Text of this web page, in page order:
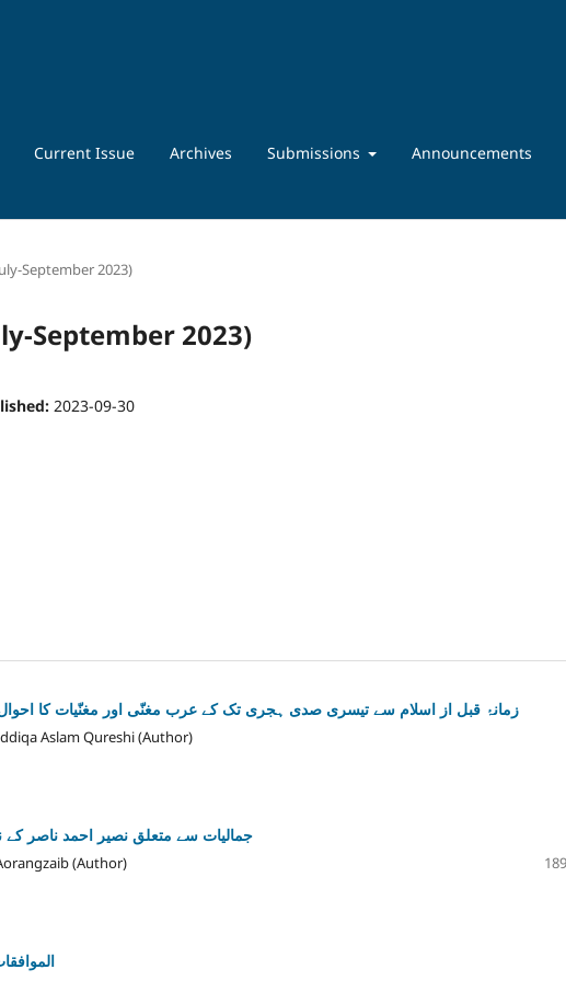
Current Issue Archives Submissions Announcements
September 2023)
September 2023)
2023-09-30
زمانۂ قبل از اسلام سے تیسری صدی ہجری تک کے عرب مغنّی اور مغنّیات کا احوال :
Aslam Qureshi (Author)
جمالیات سے متعلق نصیر احمد ناصر
(Author)